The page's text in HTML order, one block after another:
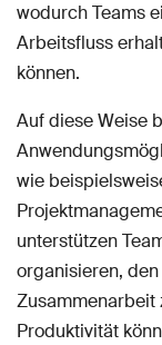
wodurch Teams
Arbeitsfluss
können.
Auf diese Weise
wie
unterstützen
organisieren,
Zusammenarbeit
Produktivität